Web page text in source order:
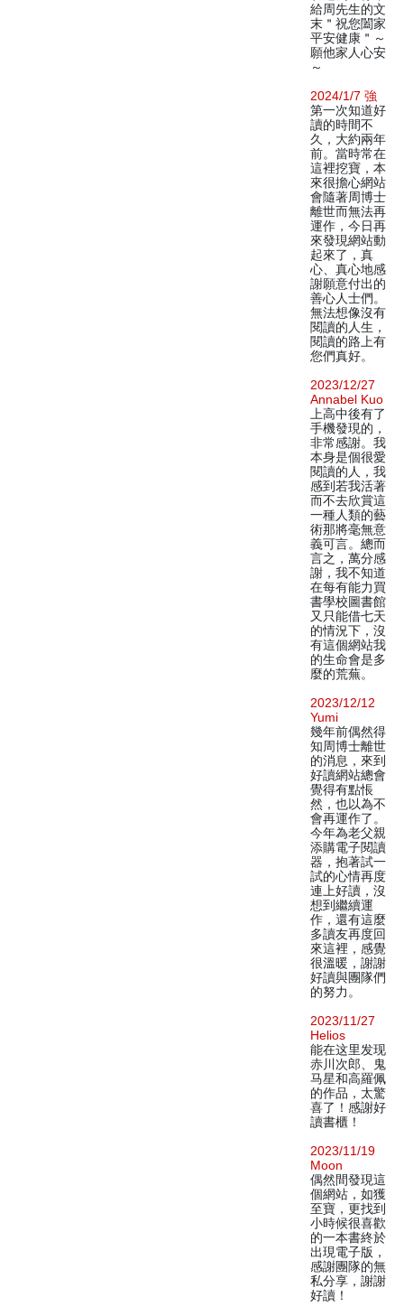
給周先生的文
末＂祝您闔家
平安健康＂～
願他家人心安
～
2024/1/7 強
第一次知道好
讀的時間不
久，大約兩年
前。當時常在
這裡挖寶，本
來很擔心網站
會隨著周博士
離世而無法再
運作，今日再
來發現網站動
起來了，真
心、真心地感
謝願意付出的
善心人士們。
無法想像沒有
閱讀的人生，
閱讀的路上有
您們真好。
2023/12/27
Annabel Kuo
上高中後有了
手機發現的，
非常感謝。我
本身是個很愛
閱讀的人，我
感到若我活著
而不去欣賞這
一種人類的藝
術那將毫無意
義可言。總而
言之，萬分感
謝，我不知道
在每有能力買
書學校圖書館
又只能借七天
的情況下，沒
有這個網站我
的生命會是多
麼的荒蕪。
2023/12/12
Yumi
幾年前偶然得
知周博士離世
的消息，來到
好讀網站總會
覺得有點悵
然，也以為不
會再運作了。
今年為老父親
添購電子閱讀
器，抱著試一
試的心情再度
連上好讀，沒
想到繼續運
作，還有這麼
多讀友再度回
來這裡，感覺
很溫暖，謝謝
好讀與團隊們
的努力。
2023/11/27
Helios
能在这里发现
赤川次郎、鬼
马星和高羅佩
的作品，太驚
喜了！感謝好
讀書櫃！
2023/11/19
Moon
偶然間發現這
個網站，如獲
至寶，更找到
小時候很喜歡
的一本書終於
出現電子版，
感謝團隊的無
私分享，謝謝
好讀！